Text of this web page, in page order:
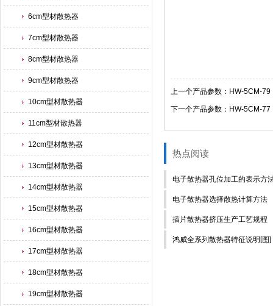
6cm型材散热器
7cm型材散热器
8cm型材散热器
9cm型材散热器
10cm型材散热器
11cm型材散热器
12cm型材散热器
13cm型材散热器
14cm型材散热器
15cm型材散热器
16cm型材散热器
17cm型材散热器
18cm型材散热器
19cm型材散热器
上一个产品参数：HW-5CM-79
下一个产品参数：HW-5CM-77
热点阅读
电子散热器孔位加工的表示方
电子散热器选择散热计算方法
插片散热器挤压生产工艺规程
鸿威全系列散热器特征说明[图]